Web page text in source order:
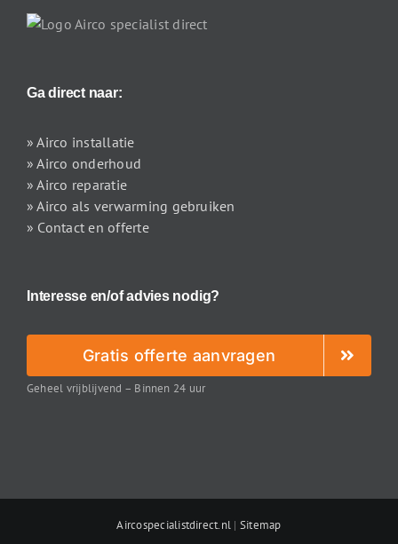
Ga direct naar:
» Airco installatie
» Airco onderhoud
» Airco reparatie
» Airco als verwarming gebruiken
» Contact en offerte
Interesse en/of advies nodig?
Gratis offerte aanvragen
Geheel vrijblijvend – Binnen 24 uur
Aircospecialistdirect.nl | Sitemap